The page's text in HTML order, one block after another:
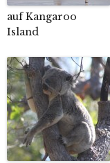
auf Kangaroo
Island